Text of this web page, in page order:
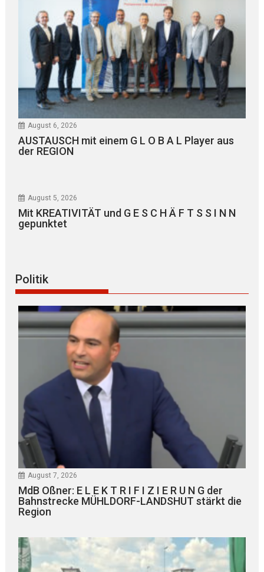
August 6, 2026
AUSTAUSCH mit einem G L O B A L Player aus
der REGION
August 5, 2026
Mit KREATIVITÄT und G E S C H Ä F T S S I N N
gepunktet
Politik
August 7, 2026
MdB Oßner: E L E K T R I F I Z I E R U N G der
Bahnstrecke MÜHLDORF-LANDSHUT stärkt die
Region